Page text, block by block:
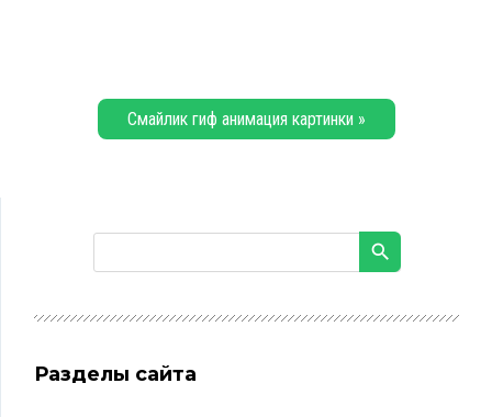
Смайлик гиф анимация картинки »
Разделы сайта